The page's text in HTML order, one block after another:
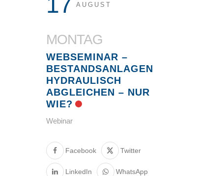
AUGUST
MONTAG
WEBSEMINAR –
BESTANDSANLAGEN
HYDRAULISCH
ABGLEICHEN – NUR
WIE?
Webinar
Facebook Twitter
LinkedIn WhatsApp